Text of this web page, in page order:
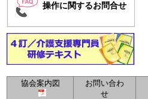
操作に関するお問合せ
協会案内図
お問い合わ
せ